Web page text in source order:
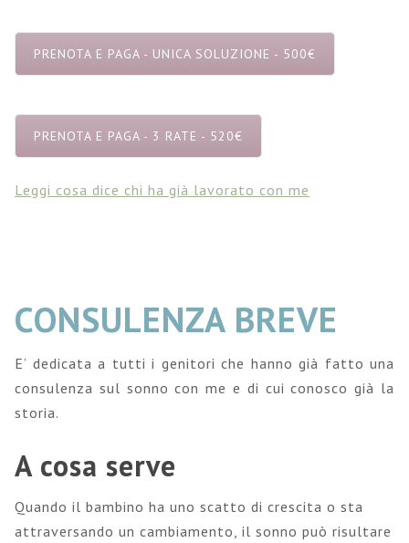
PRENOTA E PAGA - UNICA SOLUZIONE - 500€
PRENOTA E PAGA - 3 RATE - 520€
Leggi cosa dice chi ha già lavorato con me
CONSULENZA BREVE
E’ dedicata a tutti i genitori che hanno già fatto una
consulenza sul sonno con me e di cui conosco già la
storia.
A cosa serve
Quando il bambino ha uno scatto di crescita o sta
attraversando un cambiamento, il sonno può risultare